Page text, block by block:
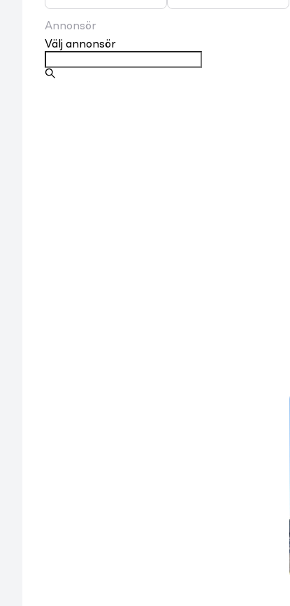
Annonsör
Välj annonsör